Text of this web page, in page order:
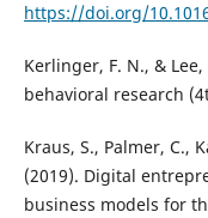
https://doi.org/
Kerlinger, F. N., &
behavioral research
Kraus, S., Palmer, C.,
(2019). Digital
business models for